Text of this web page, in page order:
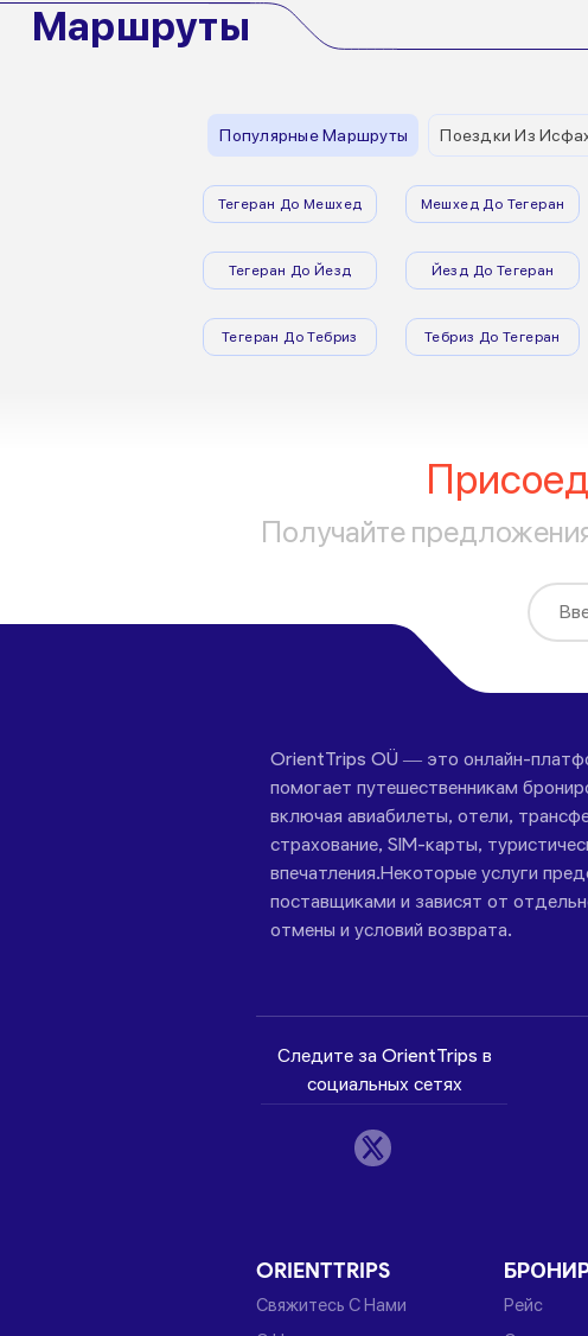
Маршруты
Популярные Маршруты Поездки Из
Тегеран До Мешхед Мешхед До Тегеран
Тегеран До Йезд Йезд До Тегеран
Тегеран До Тебриз Тебриз До Тегеран
Получайте
OrientTrips OÜ — это онлайн-
помогает путешественникам
включая авиабилеты, отели,
страхование, SIM-карты,
впечатления.Некоторые услуги
поставщиками и зависят от
отмены и условий возврата.
Следите за OrientTrips в
социальных сетях
ORIENTTRIPS
Свяжитесь С Нами
Рейс